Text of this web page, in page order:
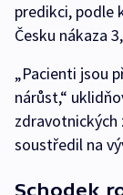
predikci, podle
Česku nákaza
„Pacienti jsou
nárůst,“
zdravotnických
soustředil na
Schodek